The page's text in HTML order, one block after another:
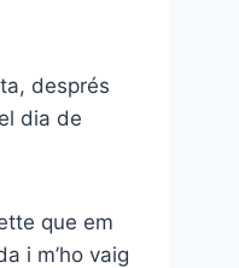
després
dia de
que em
i m’ho vaig